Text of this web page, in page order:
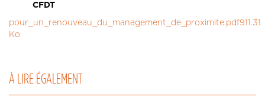
CFDT
pour_un_renouveau_du_management_de_proximite.pdf911.31
Ko
À LIRE ÉGALEMENT